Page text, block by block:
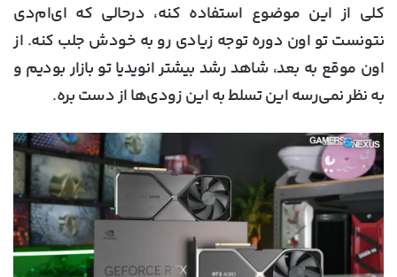
کلی از این موضوع استفاده کنه، درحالی که ای‌ام‌دی
نتونست تو اون دوره توجه زیادی رو به خودش جلب کنه. از
اون موقع به بعد، شاهد رشد بیشتر انویدیا تو بازار بودیم و
به نظر نمی‌رسه این تسلط به این زودی‌ها از دست بره.